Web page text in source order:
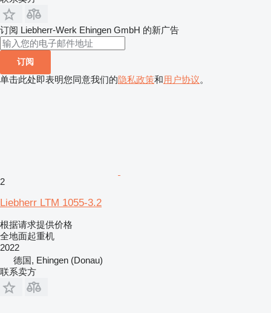
订阅 Liebherr-Werk Ehingen GmbH 的新广告
订阅
单击此处即表明您同意我们的隐私政策和用户协议。
2
Liebherr LTM 1055-3.2
根据请求提供价格
全地面起重机
2022
德国, Ehingen (Donau)
联系卖方